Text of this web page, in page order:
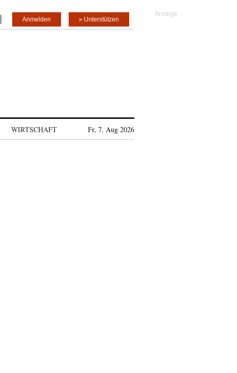
» Unterstützen
Anmelden
WIRTSCHAFT Fr, 7. Aug 2026